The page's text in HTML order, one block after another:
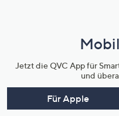
Jetzt die QVC App für
und
Für Apple